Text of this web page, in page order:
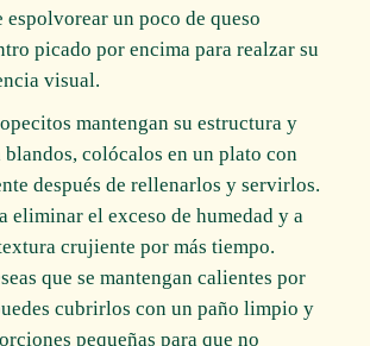
espolvorear un poco de queso
picado por encima para realzar su
visual.
mantengan su estructura y
blandos, colócalos en un plato con
después de rellenarlos y servirlos.
eliminar el exceso de humedad y a
crujiente por más tiempo.
que se mantengan calientes por
cubrirlos con un paño limpio y
pequeñas para que no